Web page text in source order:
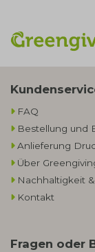
FAQ
Bestellung und
Anlieferung
Über
Nachhaltigkeit &
Kontakt
Fragen oder